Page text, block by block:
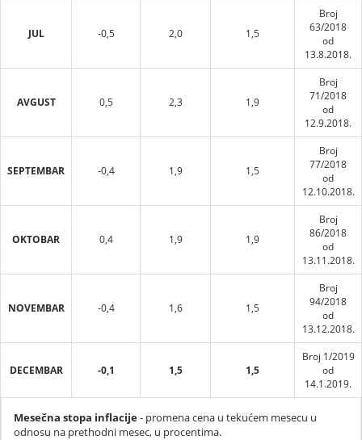
JUL -0,5 2,0 1,5
Broj
63/2018
od
13.8.2018.
AVGUST 0,5 2,3 1,9
Broj
71/2018
od
12.9.2018.
SEPTEMBAR -0,4 1,9 1,5
Broj
77/2018
od
12.10.2018.
OKTOBAR 0,4 1,9 1,9
Broj
86/2018
od
13.11.2018.
NOVEMBAR -0,4 1,6 1,5
Broj
94/2018
od
13.12.2018.
DECEMBAR -0,1 1,5 1,5
Broj 1/2019
od
14.1.2019.
Mesečna stopa inflacije- promena cena u tekućem mesecu u
odnosu na prethodni mesec, u procentima.